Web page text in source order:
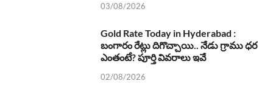
03/08/2026
Gold Rate Today in Hyderabad :
బంగారం రేట్లు దిగొచ్చాయి.. నేడు గ్రాము ధర
ఎంతంటే? పూర్తి వివరాలు ఇవే
02/08/2026